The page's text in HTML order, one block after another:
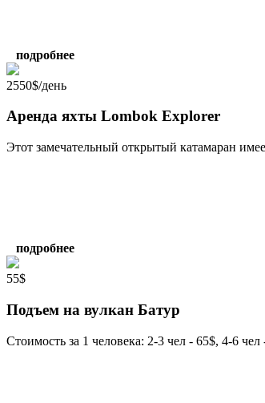
подробнее
2550$/день
Аренда яхты Lombok Explorer
Этот замечательный открытый катамаран
подробнее
55$
Подъем на вулкан Батур
Стоимость за 1 человека: 2-3 чел - 65$, 4-6